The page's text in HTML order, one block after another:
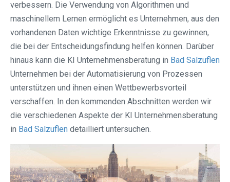
verbessern. Die Verwendung von Algorithmen und
maschinellem Lernen ermöglicht es Unternehmen, aus den
vorhandenen Daten wichtige Erkenntnisse zu gewinnen,
die bei der Entscheidungsfindung helfen können. Darüber
hinaus kann die KI Unternehmensberatung in Bad Salzuflen
Unternehmen bei der Automatisierung von Prozessen
unterstützen und ihnen einen Wettbewerbsvorteil
verschaffen. In den kommenden Abschnitten werden wir
die verschiedenen Aspekte der KI Unternehmensberatung
in Bad Salzuflen detailliert untersuchen.